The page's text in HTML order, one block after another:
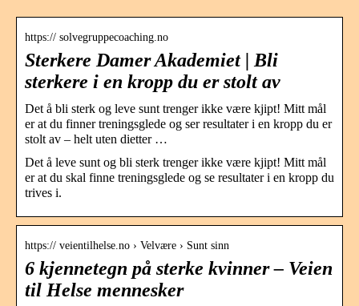
https:// solvegruppecoaching.no
Sterkere Damer Akademiet | Bli
sterkere i en kropp du er stolt av
Det å bli sterk og leve sunt trenger ikke være kjipt! Mitt mål
er at du finner treningsglede og ser resultater i en kropp du er
stolt av – helt uten dietter …
Det å leve sunt og bli sterk trenger ikke være kjipt! Mitt mål
er at du skal finne treningsglede og se resultater i en kropp du
trives i.
https:// veientilhelse.no › Velvære › Sunt sinn
6 kjennetegn på sterke kvinner – Veien
til Helse mennesker